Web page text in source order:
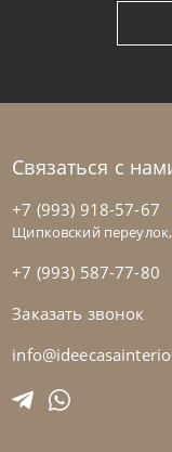
Связаться с
+7 (993) 918-57-67
Щипковский
+7 (993) 587-77-80
Заказать звонок